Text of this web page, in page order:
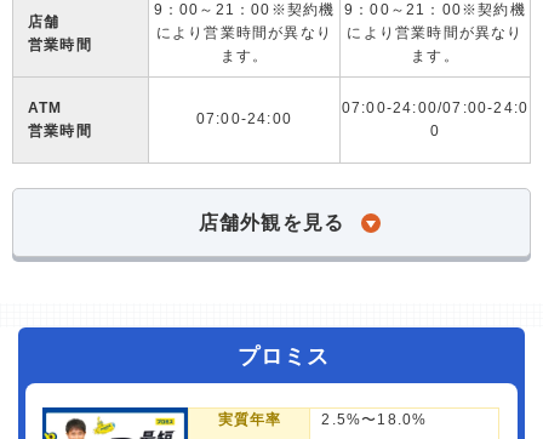
店舗
営業時間
9：00～21：00※契約機
により営業時間が異なり
ます。
9：00～21：00※契約機
により営業時間が異なり
ます。
ATM
営業時間
07:00-24:00
07:00-24:00/07:00-24:0
0
店舗外観を見る
プロミス
実質年率 2.5%〜18.0%